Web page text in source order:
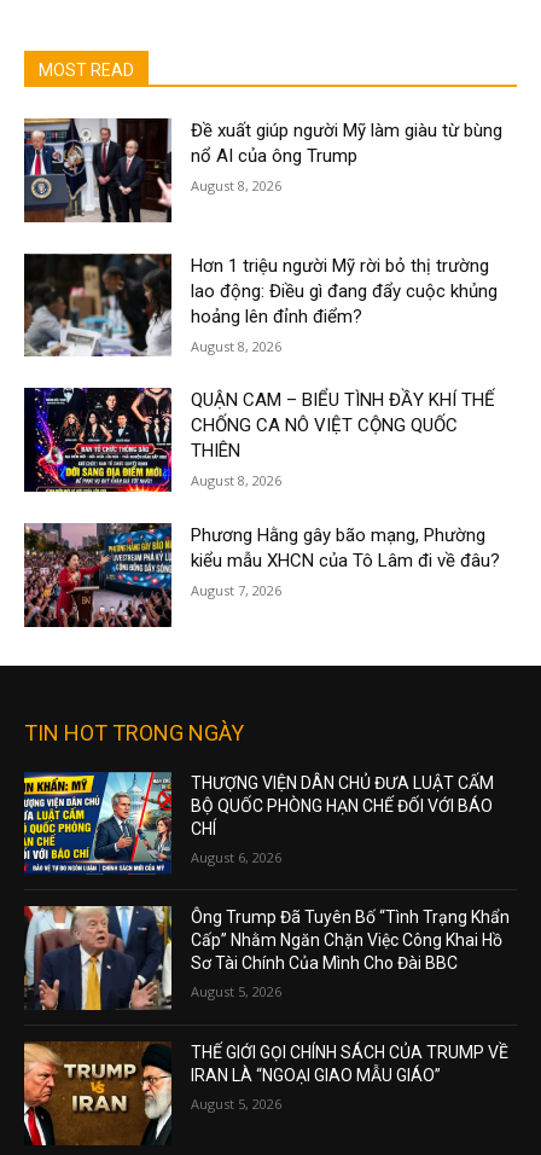
MOST READ
Đề xuất giúp người Mỹ làm giàu từ bùng
nổ AI của ông Trump
August 8, 2026
Hơn 1 triệu người Mỹ rời bỏ thị trường
lao động: Điều gì đang đẩy cuộc khủng
hoảng lên đỉnh điểm?
August 8, 2026
QUẬN CAM – BIỂU TÌNH ĐẦY KHÍ THẾ
CHỐNG CA NÔ VIỆT CỘNG QUỐC
THIÊN
August 8, 2026
Phương Hằng gây bão mạng, Phường
kiểu mẫu XHCN của Tô Lâm đi về đâu?
August 7, 2026
TIN HOT TRONG NGÀY
THƯỢNG VIỆN DÂN CHỦ ĐƯA LUẬT CẤM
BỘ QUỐC PHÒNG HẠN CHẾ ĐỐI VỚI BÁO
CHÍ
August 6, 2026
Ông Trump Đã Tuyên Bố “Tình Trạng Khẩn
Cấp” Nhằm Ngăn Chặn Việc Công Khai Hồ
Sơ Tài Chính Của Mình Cho Đài BBC
August 5, 2026
THẾ GIỚI GỌI CHÍNH SÁCH CỦA TRUMP VỀ
IRAN LÀ “NGOẠI GIAO MẪU GIÁO”
August 5, 2026